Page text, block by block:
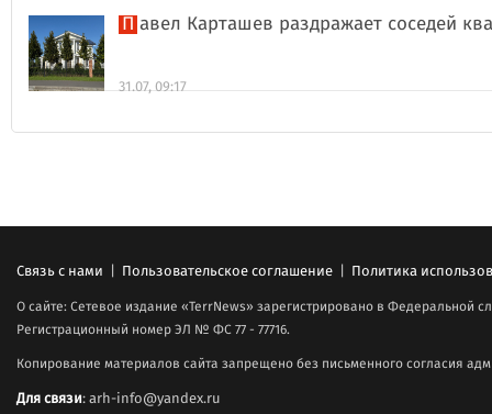
Павел Карташев раздражает соседей
31.07, 09:17
Связь с нами | Пользовательское соглашение | Политика
О сайте: Сетевое издание «TerrNews» зарегистрировано в Федеральной
Регистрационный номер ЭЛ № ФС 77 - 77716.
Копирование материалов сайта запрещено без письменного согласия
Для связи: arh-info@yandex.ru